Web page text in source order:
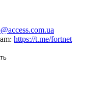
https://t.me/fortnet